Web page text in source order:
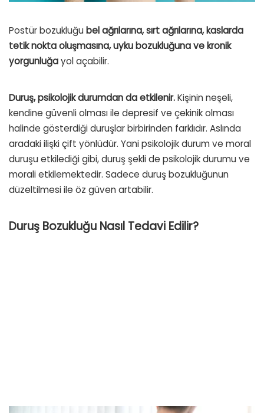
Postür bozukluğu bel ağrılarına, sırt ağrılarına, kaslarda
tetik nokta oluşmasına, uyku bozukluğuna ve kronik
yorgunluğayol açabilir.
Duruş, psikolojik durumdan da etkilenir.Kişinin neşeli,
kendine güvenli olması ile depresif ve çekinik olması
halinde gösterdiği duruşlar birbirinden farklıdır. Aslında
aradaki ilişki çift yönlüdür. Yani psikolojik durum ve moral
duruşu etkilediği gibi, duruş şekli de psikolojik durumu ve
morali etkilemektedir. Sadece duruş bozukluğunun
düzeltilmesi ile öz güven artabilir.
Duruş Bozukluğu Nasıl Tedavi Edilir?